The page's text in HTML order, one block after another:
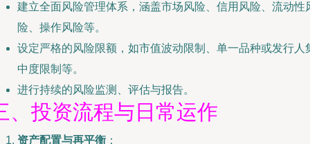
建立全面风险管理体系，涵盖市场风险、信用风险、流动性
险、操作风险等。
设定严格的风险限额，如市值波动限制、单一品种或发行人
中度限制等。
进行持续的风险监测、评估与报告。
、投资流程与日常运作
资产配置与再平衡 ：